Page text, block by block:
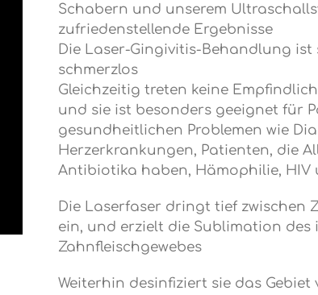
Schabern und unserem
zufriedenstellende Ergebnisse
Die Laser-Gingivitis-Behandlung
schmerzlos
Gleichzeitig treten keine
und sie ist besonders geeignet für
gesundheitlichen Problemen wie
Herzerkrankungen, Patienten, die
Antibiotika haben, Hämophilie, HIV
Die Laserfaser dringt tief zwischen
ein, und erzielt die Sublimation des
Zahnfleischgewebes
Weiterhin desinfiziert sie das Gebiet